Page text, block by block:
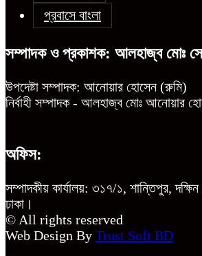
প্রবাসে বাংলা
সম্পাদক ও প্রকাশক: আলহাজ্ব মোঃ
উপদেষ্টা সম্পাদক: আনোয়ার হোসেন (রুমি)
নির্বাহী সম্পাদক - আলহাজ্ব মোঃ আনোয়ার
অফিস:
সম্পাদকীয় কার্যালয়: ৩১৭/১, শান্তিপুর,
ঢাকা।
© All rights reserved
Web Design By Trust Soft BD